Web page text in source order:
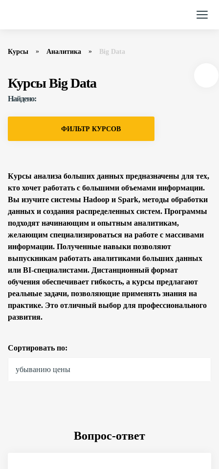
Курсы Аналитика Big Data
Курсы Big Data
Найдено:
ФИЛЬТР КУРСОВ
Курсы анализа больших данных предназначены для тех,
кто хочет работать с большими объемами информации.
Вы изучите системы Hadoop и Spark, методы обработки
данных и создания распределенных систем. Программы
подходят начинающим и опытным аналитикам,
желающим специализироваться на работе с массивами
информации. Полученные навыки позволяют
выпускникам работать аналитиками больших данных
или BI-специалистами. Дистанционный формат
обучения обеспечивает гибкость, а курсы предлагают
реальные задачи, позволяющие применять знания на
практике. Это отличный выбор для профессионального
развития.
Сортировать по:
убыванию цены
Вопрос-ответ